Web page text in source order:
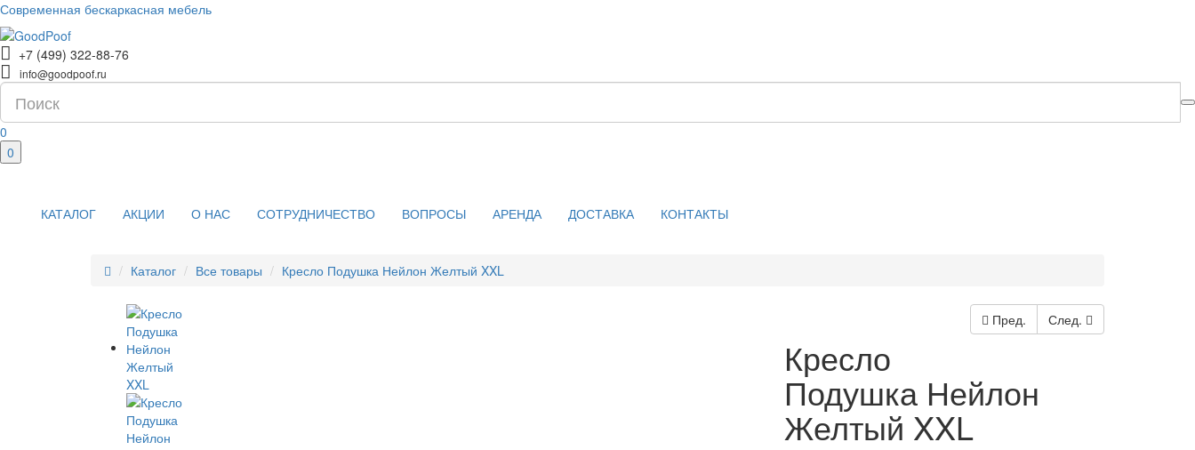
Современная бескаркасная мебель
+7 (499) 322-88-76
info@goodpoof.ru
0
0
КАТАЛОГ АКЦИИ О НАС СОТРУДНИЧЕСТВО ВОПРОСЫ АРЕНДА ДОСТАВКА КОНТАКТЫ
Каталог Все товары Кресло Подушка Нейлон Желтый XXL
Пред. След.
Кресло
Подушка Нейлон
Желтый XXL